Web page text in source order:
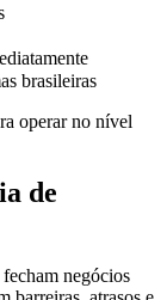
brasileiras
operar no nível
de
negócios